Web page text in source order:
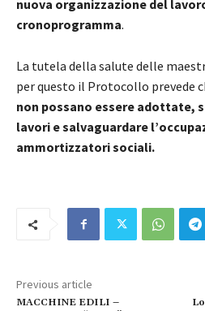
nuova organizzazione del
cronoprogramma.
La tutela della salute delle
per questo il Protocollo prevede
non possano essere adottate,
lavori e salvaguardare
ammortizzatori sociali.
Previous article
MACCHINE EDILI –